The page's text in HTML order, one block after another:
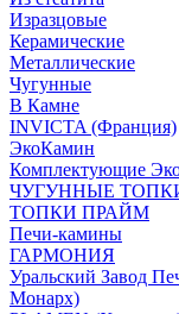
Изразцовые
Керамические
Металлические
Чугунные
В Камне
INVICTA (Франция)
ЭкоКамин
Комплектующие
ЧУГУННЫЕ
ТОПКИ ПРАЙМ
Печи-камины
ГАРМОНИЯ
Уральский Завод
Монарх)